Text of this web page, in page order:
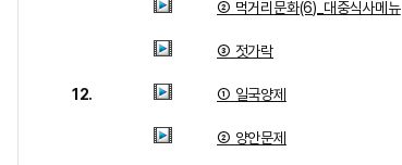
② 먹거리문화(6)_대중식사메뉴
③ 젓가락
12. ① 일국양제
② 양안문제